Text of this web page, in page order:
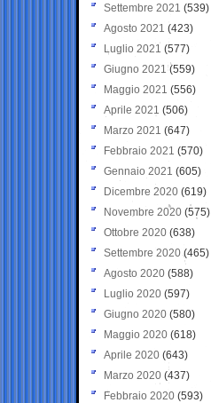
Settembre 2021 (539)
Agosto 2021 (423)
Luglio 2021 (577)
Giugno 2021(559)
Maggio 2021 (556)
Aprile 2021 (506)
Marzo 2021 (647)
Febbraio 2021 (570)
Gennaio 2021 (605)
Dicembre 2020 (619)
Novembre 2020 (575)
Ottobre 2020 (638)
Settembre 2020(465)
Agosto 2020 (588)
Luglio 2020 (597)
Giugno 2020 (580)
Maggio 2020 (618)
Aprile 2020 (643)
Marzo 2020 (437)
Febbraio 2020 (593)